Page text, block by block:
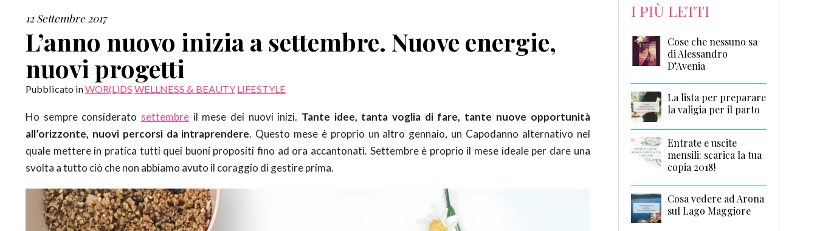
12 Settembre 2017
L’anno nuovo inizia a settembre. Nuove energie,
nuovi progetti
Pubblicato inWOR(L)DS WELLNESS & BEAUTY LIFESTYLE
Ho sempre considerato settembre il mese dei nuovi inizi. Tante idee, tanta voglia di fare, tante nuove opportunità
all’orizzonte, nuovi percorsi da intraprendere. Questo mese è proprio un altro gennaio, un Capodanno alternativo nel
quale mettere in pratica tutti quei buoni propositi fino ad ora accantonati. Settembre è proprio il mese ideale per dare una
svolta a tutto ciò che non abbiamo avuto il coraggio di gestire prima.
I PIÙ LETTI
Cose che nessuno sa
di Alessandro
D’Avenia
La lista per preparare
la valigia per il parto
Entrate e uscite
mensili: scarica la tua
copia 2018!
Cosa vedere ad Arona
sul Lago Maggiore